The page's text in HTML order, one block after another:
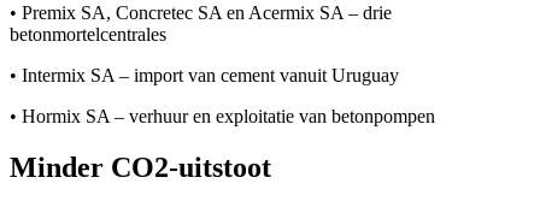
• Premix SA, Concretec SA en Acermix SA – drie
betonmortelcentrales
• Intermix SA – import van cement vanuit Uruguay
• Hormix SA – verhuur en exploitatie van betonpompen
Minder CO2-uitstoot